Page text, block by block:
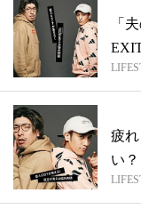
「
疲
い
る...